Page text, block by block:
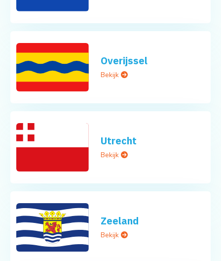
Overijssel
Bekijk
Utrecht
Bekijk
Zeeland
Bekijk